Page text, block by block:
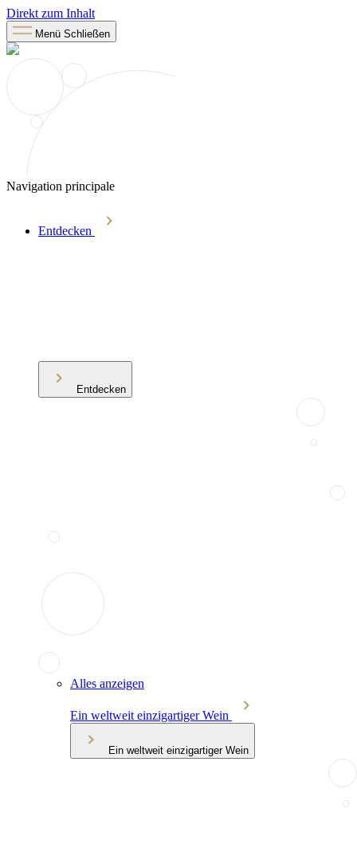
Direkt zum Inhalt
Menü Schließen
Navigation principale
Entdecken
Entdecken
Alles anzeigen
Ein weltweit einzigartiger Wein
Ein weltweit einzigartiger Wein